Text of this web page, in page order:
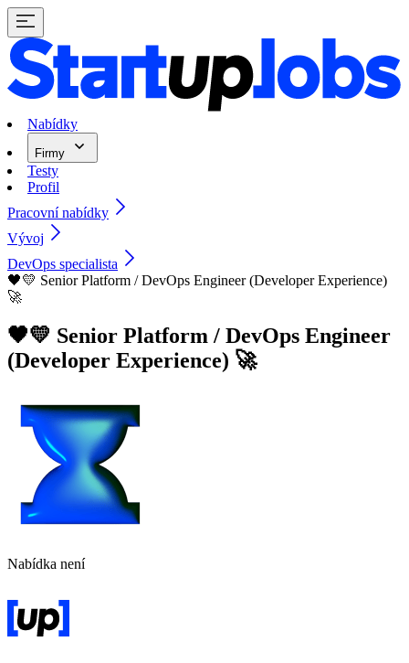
Nabídky
Firmy
Testy
Profil
Pracovní nabídky
Vývoj
DevOps specialista
🖤💛 Senior Platform / DevOps Engineer (Developer Experience)
🚀
🖤💛 Senior Platform / DevOps Engineer
(Developer Experience) 🚀
Nabídka není